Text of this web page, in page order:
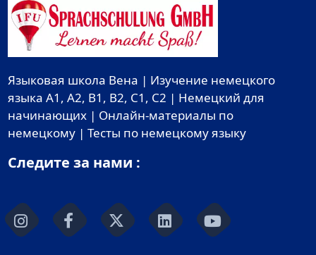
Языковая школа Вена | Изучение немецкого
языка A1, A2, B1, B2, C1, C2 | Немецкий для
начинающих | Онлайн-материалы по
немецкому | Тесты по немецкому языку
Следите за нами :